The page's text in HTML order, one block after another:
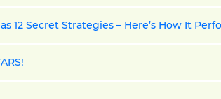
12 Secret Strategies – Here’s How It